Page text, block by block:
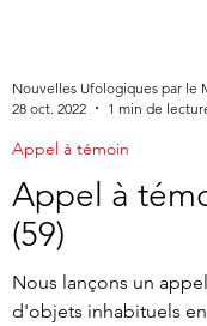
Appel à
(59)
Nous lançons un
d'objets inhabituels
Appel à témoin
Nouvelles Ufologiques par le
28 oct. 2022
1 min de